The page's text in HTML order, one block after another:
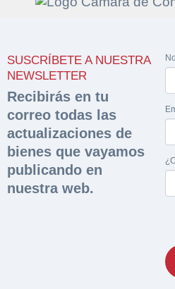
SUSCRÍBETE A NUESTRA
NEWSLETTER
Recibirás en tu
correo todas las
actualizaciones de
bienes que vayamos
publicando en
nuestra web.
sobre la
Rellene este formulario y
enlace para descargar la
Nombre y Apellidos*
Hacer
Razón social*
Teléfono*
Nombre y Apellidos*
Sobre Merfinsa
Venta de bienes muebles
Vehículos